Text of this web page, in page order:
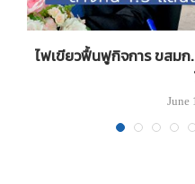
ไฟเขียวฟื้นฟูกิจการ ขสมก.
June